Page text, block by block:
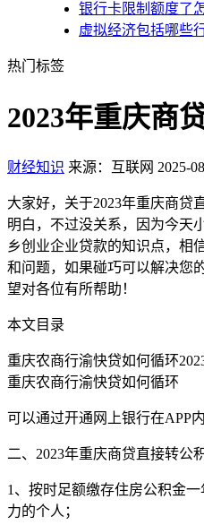
银行卡限制额度了
虚拟经济包括哪些
热门标签
2023年重庆商
财经知识 来源：互联网 2025-
大家好，关于2023年重庆商贷
明白，不过没关系，因为今天
乡创业企业贷款的知识点，相
和问题，如果碰巧可以解决您
望对各位有所帮助！
本文目录
重庆农商行渝快贷如何循环
重庆农商行渝快贷如何循环
可以通过开通网上银行在APP
二、2023年重庆商贷直接转公
1、按时足额缴存住房公积金
力的个人；